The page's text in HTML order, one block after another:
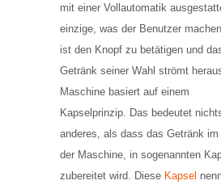
mit einer Vollautomatik
einzige, was der Benutzer
ist den Knopf zu betätigen und
Getränk seiner Wahl strömt
Maschine basiert auf einem
Kapselprinzip. Das bedeutet
anderes, als dass das Getränk im
der Maschine, in sogenannten
zubereitet wird. Diese Kapsel